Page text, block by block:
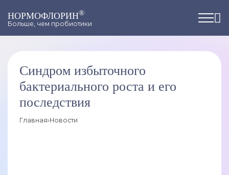
НОРМОФЛОРИН®
Больше, чем пробиотики
Синдром избыточного
бактериального роста и его
последствия
Главная›Новости